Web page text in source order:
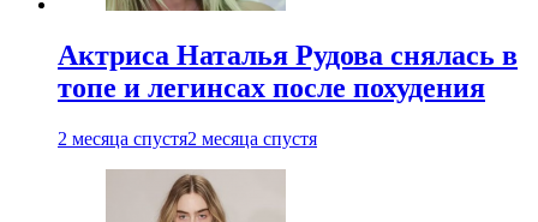
Актриса Наталья Рудова снялась в
топе и легинсах после похудения
2 месяца спустя2 месяца спустя